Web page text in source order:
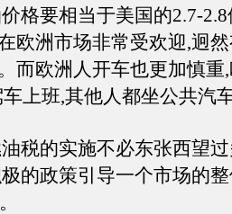
格要相当于美国的2.7-
欧洲市场非常受欢迎,迥
而欧洲人开车也更加慎重
上班,其他人都坐公共汽
的实施不必东张西望过
的政策引导一个市场的